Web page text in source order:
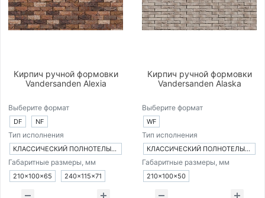
Кирпич ручной формовки
Vandersanden Alexia
Выберите формат
DF NF
Тип исполнения
КЛАССИЧЕСКИЙ ПОЛНОТЕЛЫЙ КИРПИЧ
Габаритные размеры, мм
210×100×65 240×115×71
Кирпич ручной формовки
Vandersanden Alaska
Выберите формат
WF
Тип исполнения
КЛАССИЧЕСКИЙ ПОЛНОТЕЛЫЙ КИРПИЧ
Габаритные размеры, мм
210×100×50